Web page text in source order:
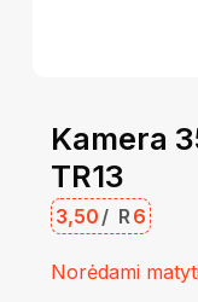
Kamera
TR13
3,50 / R6
Norėdami